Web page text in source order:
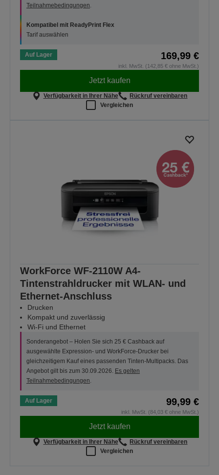
Teilnahmebedingungen
Kompatibel mit ReadyPrint Flex
Tarif auswählen
Auf Lager 169,99 €
inkl. MwSt. (142,85 € ohne MwSt.)
Jetzt kaufen
Verfügbarkeit in Ihrer Nähe
Rückruf vereinbaren
Vergleichen
WorkForce WF-2110W A4-
Tintenstrahldrucker mit WLAN- und
Ethernet-Anschluss
Drucken
Kompakt und zuverlässig
Wi-Fi und Ethernet
Sonderangebot – Holen Sie sich 25 € Cashback auf
ausgewählte Expression- und WorkForce-Drucker bei
gleichzeitigem Kauf eines passenden Tinten-Multipacks. Das
Angebot gilt bis zum 30.09.2026. Es gelten
Teilnahmebedingungen.
Auf Lager 99,99 €
inkl. MwSt. (84,03 € ohne MwSt.)
Jetzt kaufen
Verfügbarkeit in Ihrer Nähe
Rückruf vereinbaren
Vergleichen